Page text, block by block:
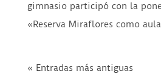
gimnasio participó con la
«Reserva Miraflores como
« Entradas más antiguas